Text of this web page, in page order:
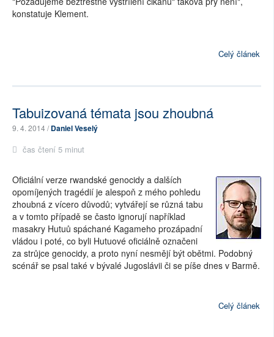
konstatuje Klement.
Celý článek
Tabuizovaná témata jsou zhoubná
9. 4. 2014 /Daniel Veselý
čas čtení 5 minut
Oficiální verze rwandské genocidy a dalších
opomíjených tragédií je alespoň z mého pohledu
zhoubná z vícero důvodů; vytvářejí se různá tabu
a v tomto případě se často ignorují například
masakry Hutuů spáchané Kagameho prozápadní
vládou i poté, co byli Hutuové oficiálně označeni
za strůjce genocidy, a proto nyní nesmějí být obětmi. Podobný
scénář se psal také v bývalé Jugoslávii či se píše dnes v Barmě.
Celý článek